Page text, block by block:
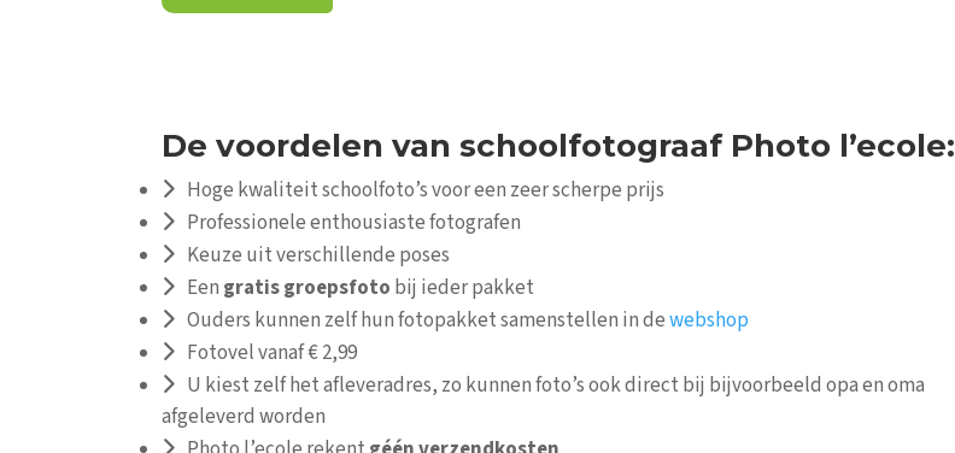
De voordelen van schoolfotograaf Photo l’ecole:
Hoge kwaliteit schoolfoto’s voor een zeer scherpe prijs
Professionele enthousiaste fotografen
Keuze uit verschillende poses
Een gratis groepsfoto bij ieder pakket
Ouders kunnen zelf hun fotopakket samenstellen in dewebshop
Fotovel vanaf € 2,99
U kiest zelf het afleveradres, zo kunnen foto’s ook direct bij bijvoorbeeld opa en oma
afgeleverd worden